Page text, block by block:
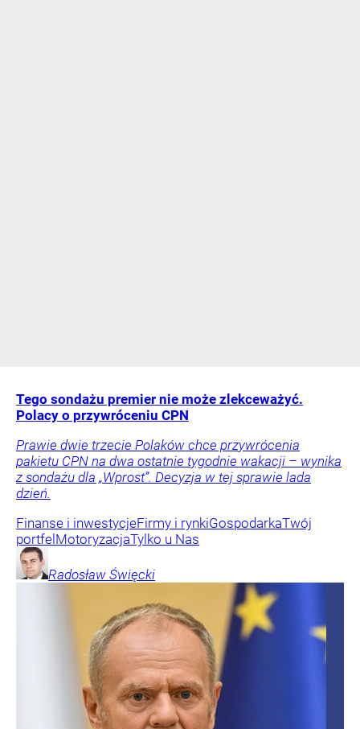
Tego sondażu premier nie może zlekceważyć.
Polacy o przywróceniu CPN
Prawie dwie trzecie Polaków chce przywrócenia
pakietu CPN na dwa ostatnie tygodnie wakacji – wynika
z sondażu dla „Wprost”. Decyzja w tej sprawie lada
dzień.
Finanse i inwestycjeFirmy i rynkiGospodarkaTwój
portfelMotoryzacjaTylko u Nas
Radosław Święcki